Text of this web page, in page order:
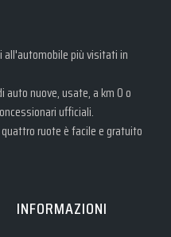
all'automobile più visitati in
nuove, usate, a km 0 o
ufficiali.
ruote è facile e gratuito
INFORMAZIONI